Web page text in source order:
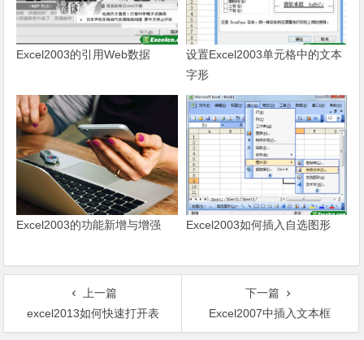
Excel2003的引用Web数据
设置Excel2003单元格中的文本
字形
Excel2003的功能新增与增强 Excel2003如何插入自选图形
上一篇
excel2013如何快速打开表
下一篇
Excel2007中插入文本框